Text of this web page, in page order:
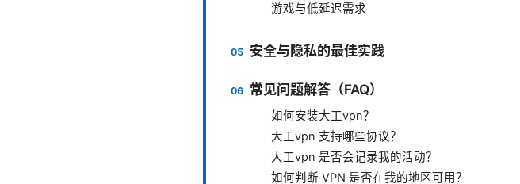
游戏与低延迟需求
安全与隐私的最佳实践
常见问题解答（FAQ）
如何安装大工vpn？
大工vpn 支持哪些协议？
大工vpn 是否会记录我的活动？
如何判断 VPN 是否在我的地区可用？